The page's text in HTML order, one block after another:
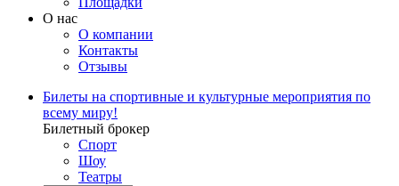
О нас
О компании
Контакты
Отзывы
Билеты на спортивные и культурные мероприятия по
всему миру!
Билетный брокер
Спорт
Шоу
Театры